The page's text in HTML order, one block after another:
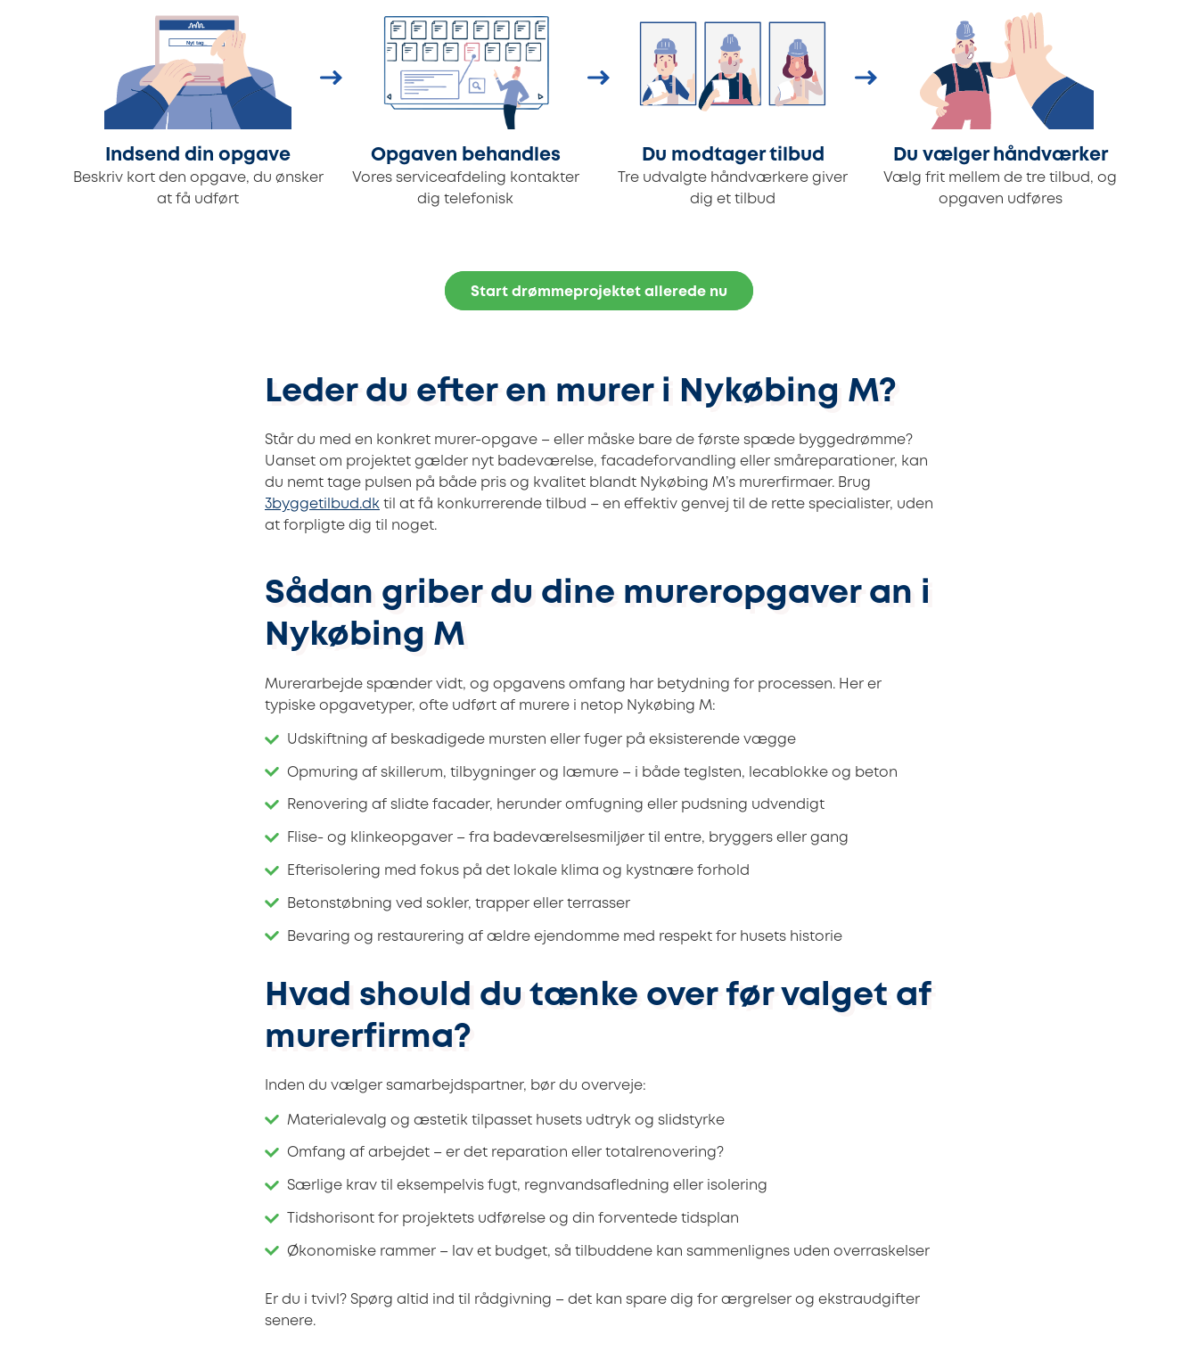
Indsend din opgave
Beskriv kort den opgave, du ønsker
at få udført
Opgaven behandles
Vores serviceafdeling kontakter
dig telefonisk
Du modtager tilbud
Tre udvalgte håndværkere giver
dig et tilbud
Du vælger håndværker
Vælg frit mellem de tre tilbud, og
opgaven udføres
Start drømmeprojektet allerede nu
Leder du efter en murer i Nykøbing M?
Står du med en konkret murer-opgave – eller måske bare de første spæde byggedrømme?
Uanset om projektet gælder nyt badeværelse, facadeforvandling eller småreparationer, kan
du nemt tage pulsen på både pris og kvalitet blandt Nykøbing M’s murerfirmaer. Brug
3byggetilbud.dk til at få konkurrerende tilbud – en effektiv genvej til de rette specialister, uden
at forpligte dig til noget.
Sådan griber du dine mureropgaver an i
Nykøbing M
Murerarbejde spænder vidt, og opgavens omfang har betydning for processen. Her er
typiske opgavetyper, ofte udført af murere i netop Nykøbing M:
Udskiftning af beskadigede mursten eller fuger på eksisterende vægge
Opmuring af skillerum, tilbygninger og læmure – i både teglsten, lecablokke og beton
Renovering af slidte facader, herunder omfugning eller pudsning udvendigt
Flise- og klinkeopgaver – fra badeværelsesmiljøer til entre, bryggers eller gang
Efterisolering med fokus på det lokale klima og kystnære forhold
Betonstøbning ved sokler, trapper eller terrasser
Bevaring og restaurering af ældre ejendomme med respekt for husets historie
Hvad should du tænke over før valget af
murerfirma?
Inden du vælger samarbejdspartner, bør du overveje:
Materialevalg og æstetik tilpasset husets udtryk og slidstyrke
Omfang af arbejdet – er det reparation eller totalrenovering?
Særlige krav til eksempelvis fugt, regnvandsafledning eller isolering
Tidshorisont for projektets udførelse og din forventede tidsplan
Økonomiske rammer – lav et budget, så tilbuddene kan sammenlignes uden overraskelser
Er du i tvivl? Spørg altid ind til rådgivning – det kan spare dig for ærgrelser og ekstraudgifter
senere.